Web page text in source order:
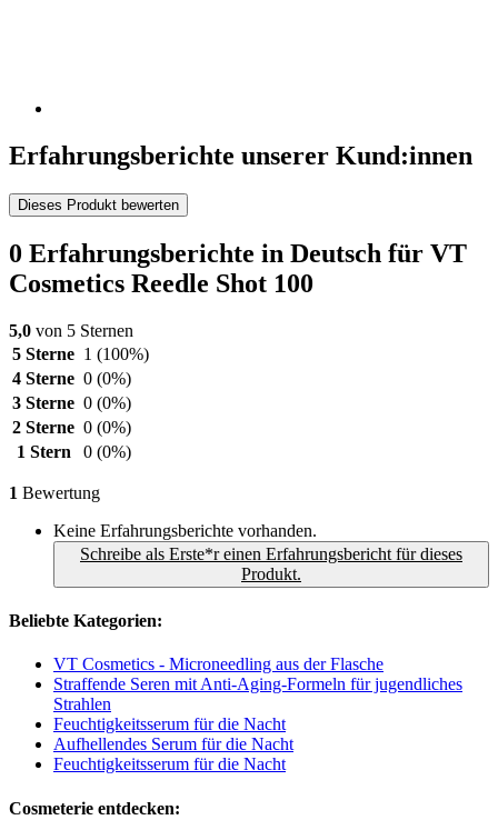
Erfahrungsberichte unserer Kund:innen
Dieses Produkt bewerten
0 Erfahrungsberichte in Deutsch für VT
Cosmetics Reedle Shot 100
5,0 von 5 Sternen
5 Sterne 1 (100%)
4 Sterne 0 (0%)
3 Sterne 0 (0%)
2 Sterne 0 (0%)
1 Stern
0 (0%)
1 Bewertung
Keine Erfahrungsberichte vorhanden.
Schreibe als Erste*r einen Erfahrungsbericht für dieses
Produkt.
Beliebte Kategorien:
VT Cosmetics - Microneedling aus der Flasche
Straffende Seren mit Anti‑Aging‑Formeln für jugendliches
Strahlen
Feuchtigkeitsserum für die Nacht
Aufhellendes Serum für die Nacht
Feuchtigkeitsserum für die Nacht
Cosmeterie entdecken: